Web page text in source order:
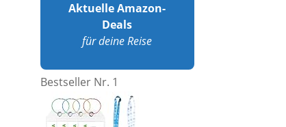
Aktuelle Amazon-
Deals
für deine Reise
Bestseller Nr. 1